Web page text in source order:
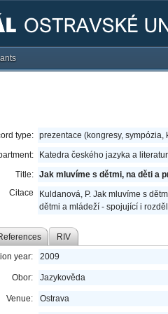
type: prezentace (kongresy, sympózia,
Katedra českého jazyka a
Title: Jak mluvíme s dětmi, na děti a
Citace
Kuldanová, P. Jak mluvíme s
dětmi a mládeží - spojující i
RIV
year: 2009
Obor: Jazykověda
Venue: Ostrava